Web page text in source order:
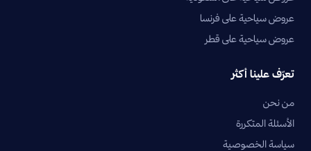
عروض سياحية على فرنسا
عروض سياحية على قطر
تعرّف علينا أكثر
من نحن
الأسئلة المتكررة
سياسة الخصوصية